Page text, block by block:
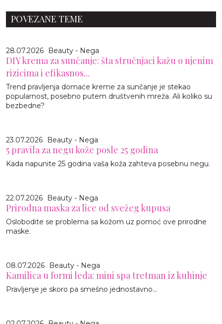
POVEZANE TEME
28.07.2026 Beauty - Nega
DIY krema za sunčanje: šta stručnjaci kažu o njenim
rizicima i efikasnos...
Trend pravljenja domaće kreme za sunčanje je stekao
popularnost, posebno putem društvenih mreža. Ali koliko su
bezbedne?
23.07.2026 Beauty - Nega
5 pravila za negu kože posle 25 godina
Kada napunite 25 godina vaša koža zahteva posebnu negu.
22.07.2026 Beauty - Nega
Prirodna maska za lice od svežeg kupusa
Oslobodite se problema sa kožom uz pomoć ove prirodne
maske.
08.07.2026 Beauty - Nega
Kamilica u formi leda: mini spa tretman iz kuhinje
Pravljenje je skoro pa smešno jednostavno…